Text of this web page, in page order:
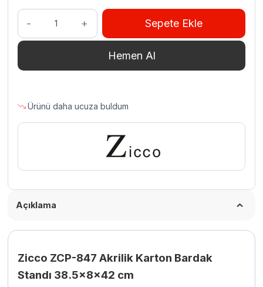
Zicco
ZCP-
847
Standı
Sepete Ekle
Hemen Al
Ürünü daha ucuza buldum
Açıklama
Zicco ZCP-847 Akrilik Karton Bardak
Standı 38.5x8x42 cm